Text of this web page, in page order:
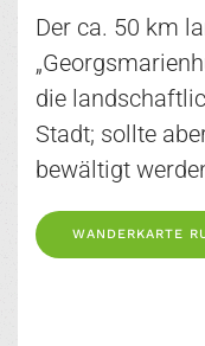
Der ca. 50 km
die
Stadt; sollte
bewältigt
WANDERKARTE